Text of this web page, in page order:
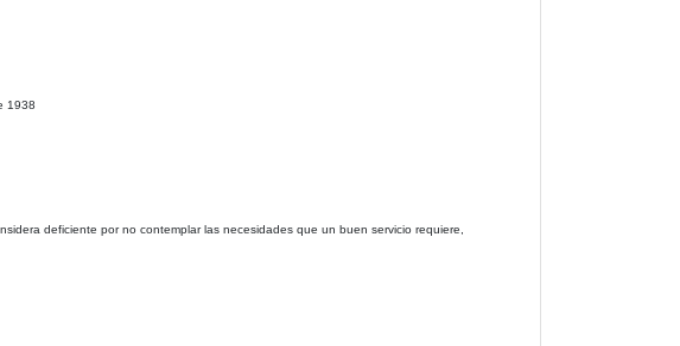
1938
deficiente por no contemplar las necesidades que un buen servicio requiere,